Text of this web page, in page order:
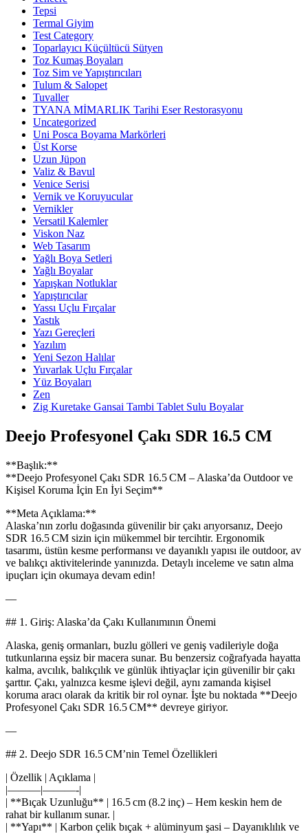
Tepsi
Termal Giyim
Test Category
Toparlayıcı Küçültücü Sütyen
Toz Kumaş Boyaları
Toz Sim ve Yapıştırıcıları
Tulum & Salopet
Tuvaller
TYANA MİMARLIK Tarihi Eser Restorasyonu
Uncategorized
Uni Posca Boyama Markörleri
Üst Korse
Uzun Jüpon
Valiz & Bavul
Venice Serisi
Vernik ve Koruyucular
Vernikler
Versatil Kalemler
Viskon Naz
Web Tasarım
Yağlı Boya Setleri
Yağlı Boyalar
Yapışkan Notluklar
Yapıştırıcılar
Yassı Uçlu Fırçalar
Yastık
Yazı Gereçleri
Yazılım
Yeni Sezon Halılar
Yuvarlak Uçlu Fırçalar
Yüz Boyaları
Zen
​Zig Kuretake Gansai Tambi Tablet Sulu Boyalar
Deejo Profesyonel Çakı SDR 16.5 CM
**Başlık:**
**Deejo Profesyonel Çakı SDR 16.5 CM – Alaska’da Outdoor ve
Kişisel Koruma İçin En İyi Seçim**
**Meta Açıklama:**
Alaska’nın zorlu doğasında güvenilir bir çakı arıyorsanız, Deejo
SDR 16.5 CM sizin için mükemmel bir tercihtir. Ergonomik
tasarımı, üstün kesme performansı ve dayanıklı yapısı ile outdoor, av
ve balıkçı aktivitelerinde yanınızda. Detaylı inceleme ve satın alma
ipuçları için okumaya devam edin!
—
## 1. Giriş: Alaska’da Çakı Kullanımının Önemi
Alaska, geniş ormanları, buzlu gölleri ve geniş vadileriyle doğa
tutkunlarına eşsiz bir macera sunar. Bu benzersiz coğrafyada hayatta
kalma, avcılık, balıkçılık ve günlük ihtiyaçlar için güvenilir bir çakı
şarttır. Çakı, yalnızca kesme işlevi değil, aynı zamanda kişisel
koruma aracı olarak da kritik bir rol oynar. İşte bu noktada **Deejo
Profesyonel Çakı SDR 16.5 CM** devreye giriyor.
—
## 2. Deejo SDR 16.5 CM’nin Temel Özellikleri
| Özellik | Açıklama |
|———|———-|
| **Bıçak Uzunluğu** | 16.5 cm (8.2 inç) – Hem keskin hem de
rahat bir kullanım sunar. |
| **Yapı** | Karbon çelik bıçak + alüminyum şasi – Dayanıklılık ve